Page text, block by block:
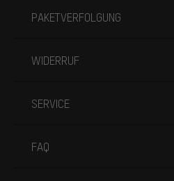
PAKETVERFOLGUNG
WIDERRUF
SERVICE
FAQ